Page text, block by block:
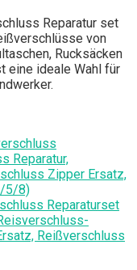
Reparatur set
von
Rucksäcken
eine ideale Wahl für
Reparaturset
Reißverschluss